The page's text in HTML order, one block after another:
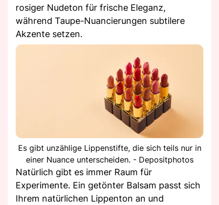
rosiger Nudeton für frische Eleganz,
während Taupe-Nuancierungen subtilere
Akzente setzen.
Es gibt unzählige Lippenstifte, die sich teils nur in
einer Nuance unterscheiden. - Depositphotos
Natürlich gibt es immer Raum für
Experimente. Ein getönter Balsam passt sich
Ihrem natürlichen Lippenton an und